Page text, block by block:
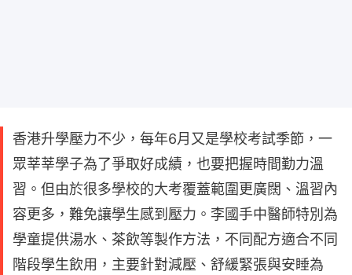
香港升學壓力不少，每年6月又是學校考試季節，一
眾莘莘學子為了爭取好成績，也要把握時間勤力溫
習。但由於很多學校的大考覆蓋範圍更廣闊、溫習內
容更多，難免讓學生感到壓力。李國手中醫師特別為
學童提供湯水、茶飲等製作方法，不同配方適合不同
階段學生飲用，主要針對減壓、舒緩緊張與安睡為